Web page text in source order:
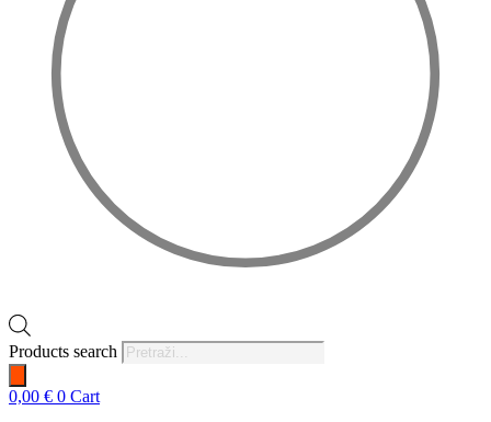
Products search
0,00 € 0 Cart